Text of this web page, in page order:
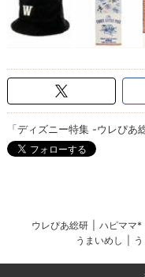
「ディズニー特集 -ウレぴあ
ウレぴあ総研 ハピママ*
うまいめし